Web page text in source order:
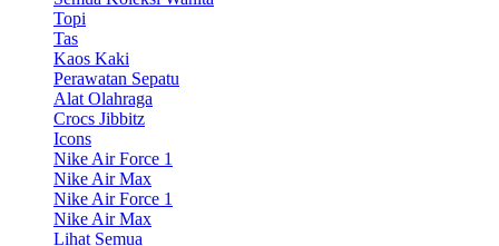
Topi
Tas
Kaos Kaki
Perawatan Sepatu
Alat Olahraga
Crocs Jibbitz
Icons
Nike Air Force 1
Nike Air Max
Nike Air Force 1
Nike Air Max
Lihat Semua